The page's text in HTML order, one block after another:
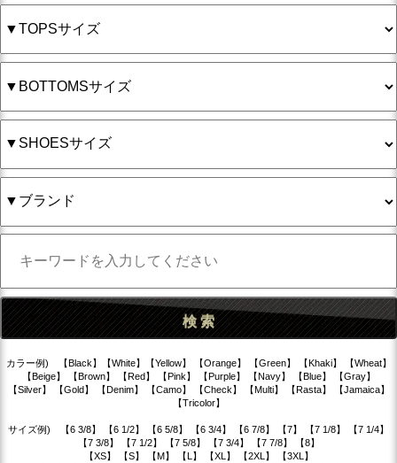
カラー例) 【Black】【White】【Yellow】 【Orange】 【Green】 【Khaki】 【Wheat】
【Beige】 【Brown】 【Red】 【Pink】 【Purple】 【Navy】 【Blue】 【Gray】
【Silver】 【Gold】 【Denim】 【Camo】 【Check】 【Multi】 【Rasta】 【Jamaica】
【Tricolor】
サイズ例) 【6 3/8】 【6 1/2】 【6 5/8】 【6 3/4】 【6 7/8】 【7】 【7 1/8】 【7 1/4】
【7 3/8】 【7 1/2】 【7 5/8】 【7 3/4】 【7 7/8】 【8】
【XS】 【S】 【M】 【L】 【XL】 【2XL】 【3XL】